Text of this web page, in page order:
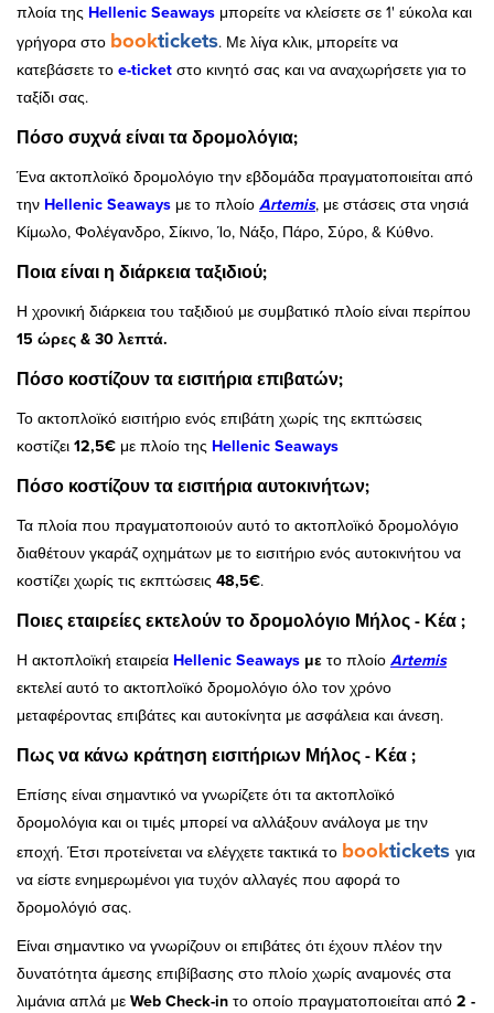
πλοία της Hellenic Seaways μπορείτε να κλείσετε σε 1' εύκολα και
γρήγορα στο booktickets. Με λίγα κλικ, μπορείτε να
κατεβάσετε το e-ticket στο κινητό σας και να αναχωρήσετε για το
ταξίδι σας.
Πόσο συχνά είναι τα δρομολόγια;
Ένα ακτοπλοϊκό δρομολόγιο την εβδομάδα πραγματοποιείται από
την Hellenic Seaways με το πλοίο Artemis, με στάσεις στα νησιά
Κίμωλο, Φολέγανδρο, Σίκινο, Ίο, Νάξο, Πάρο, Σύρο, & Κύθνο.
Ποια είναι η διάρκεια ταξιδιού;
Η χρονική διάρκεια του ταξιδιού με συμβατικό πλοίο είναι περίπου
15 ώρες & 30 λεπτά.
Πόσο κοστίζουν τα εισιτήρια επιβατών;
Το ακτοπλοϊκό εισιτήριο ενός επιβάτη χωρίς της εκπτώσεις
κοστίζει 12,5€ με πλοίο της Hellenic Seaways
Πόσο κοστίζουν τα εισιτήρια αυτοκινήτων;
Τα πλοία που πραγματοποιούν αυτό το ακτοπλοϊκό δρομολόγιο
διαθέτουν γκαράζ οχημάτων με το εισιτήριο ενός αυτοκινήτου να
κοστίζει χωρίς τις εκπτώσεις 48,5€.
Ποιες εταιρείες εκτελούν το δρομολόγιο Μήλος - Κέα ;
Η ακτοπλοϊκή εταιρεία Hellenic Seaways με το πλοίο Artemis
εκτελεί αυτό το ακτοπλοϊκό δρομολόγιο όλο τον χρόνο
μεταφέροντας επιβάτες και αυτοκίνητα με ασφάλεια και άνεση.
Πως να κάνω κράτηση εισιτήριων Μήλος - Κέα ;
Επίσης είναι σημαντικό να γνωρίζετε ότι τα ακτοπλοϊκό
δρομολόγια και οι τιμές μπορεί να αλλάξουν ανάλογα με την
εποχή. Έτσι προτείνεται να ελέγχετε τακτικά το booktickets για
να είστε ενημερωμένοι για τυχόν αλλαγές που αφορά το
δρομολόγιό σας.
Είναι σημαντικο να γνωρίζουν οι επιβάτες ότι έχουν πλέον την
δυνατότητα άμεσης επιβίβασης στο πλοίο χωρίς αναμονές στα
λιμάνια απλά με Web Check-in το οποίο πραγματοποιείται από 2 -